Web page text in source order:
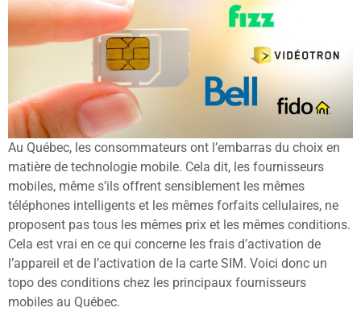
Au Québec, les consommateurs ont l’embarras du choix en
matière de technologie mobile. Cela dit, les fournisseurs
mobiles, même s’ils offrent sensiblement les mêmes
téléphones intelligents et les mêmes forfaits cellulaires, ne
proposent pas tous les mêmes prix et les mêmes conditions.
Cela est vrai en ce qui concerne les frais d’activation de
l’appareil et de l’activation de la carte SIM. Voici donc un
topo des conditions chez les principaux fournisseurs
mobiles au Québec.